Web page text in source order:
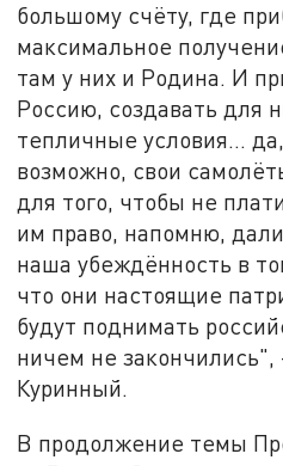
большому счёту, где
максимальное
там у них и Родина. И
Россию, создавать для
тепличные условия…
возможно, свои
для того, чтобы не
им право, напомню,
наша убеждённость в
что они настоящие
будут поднимать
ничем не
Куринный.
В продолжение темы